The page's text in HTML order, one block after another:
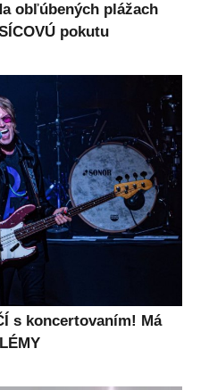
obľúbených plážach
pokutu
s koncertovaním! Má